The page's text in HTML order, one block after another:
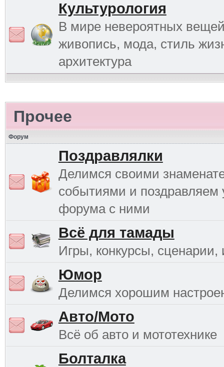
Культурология
В мире невероятных
живопись, мода, стиль
архитектура
Прочее
Форум
Поздравлялки
Делимся своими
событиями и поздравляем
форума с ними
Всё для тамады
Игры, конкурсы, сценарии,
Юмор
Делимся хорошим
Авто/Мото
Всё об авто и мототехнике
Болталка